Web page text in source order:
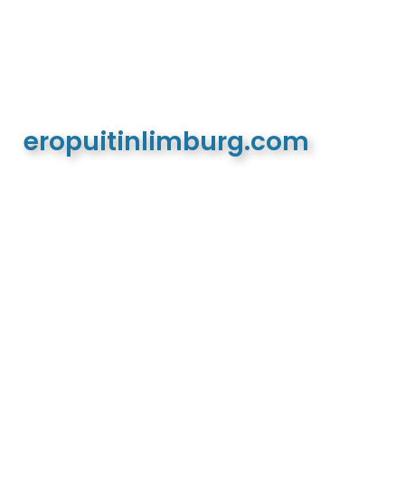
eropuitinlimburg.com